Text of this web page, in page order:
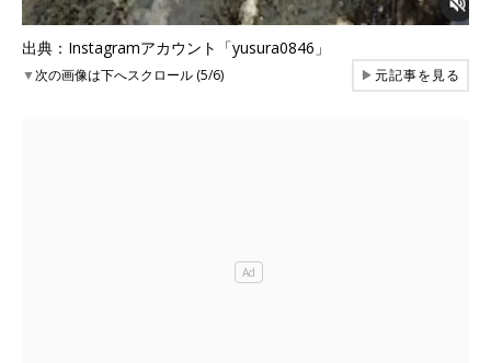
出典：Instagramアカウント「yusura0846」
▼次の画像は下へスクロール (5/6) ▶元記事を見る